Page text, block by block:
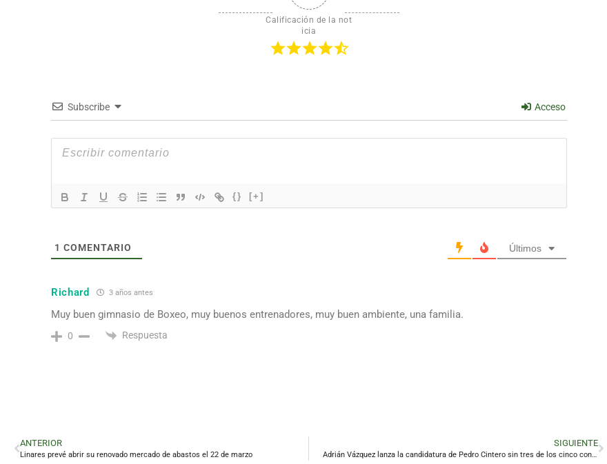
Calificación de la not
icia
Subscribe Acceso
{} [+]
1 COMENTARIO Últimos
Richard 3 años antes
Muy buen gimnasio de Boxeo, muy buenos entrenadores, muy buen ambiente, una familia.
0 Respuesta
ANTERIOR
Linares prevé abrir su renovado mercado de abastos el 22 de marzo
SIGUIENTE
Adrián Vázquez lanza la candidatura de Pedro Cintero sin tres de los cinco concejales de Cs